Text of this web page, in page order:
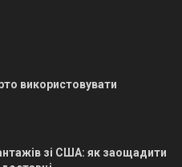
використовувати
зі США: як заощадити